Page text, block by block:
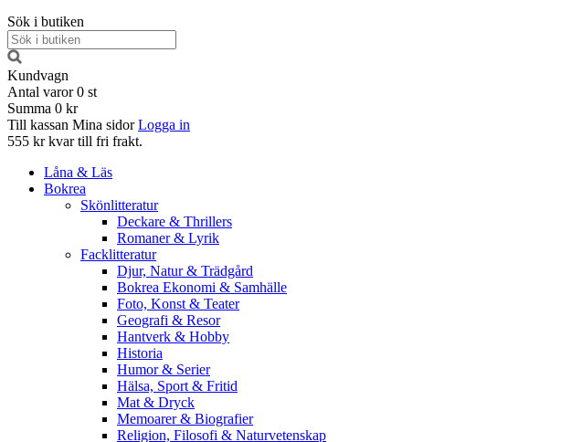
Sök i butiken
Kundvagn
Antal varor 0 st
Summa 0 kr
Till kassan Mina sidor Logga in
555 kr kvar till fri frakt.
Låna & Läs
Bokrea
Skönlitteratur
Deckare & Thrillers
Romaner & Lyrik
Facklitteratur
Djur, Natur & Trädgård
Bokrea Ekonomi & Samhälle
Foto, Konst & Teater
Geografi & Resor
Hantverk & Hobby
Historia
Humor & Serier
Hälsa, Sport & Fritid
Mat & Dryck
Memoarer & Biografier
Religion, Filosofi & Naturvetenskap